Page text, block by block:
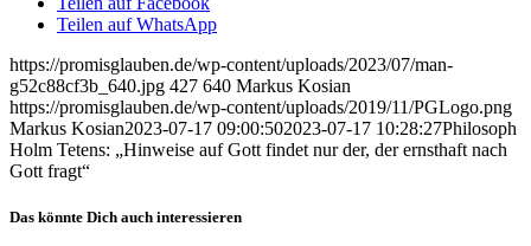
Teilen auf WhatsApp
https://promisglauben.de/wp-content/uploads/2023/07/man-
g52c88cf3b_640.jpg 427 640 Markus Kosian
https://promisglauben.de/wp-content/uploads/2019/11/PGLogo.png
Markus Kosian2023-07-17 09:00:502023-07-17 10:28:27Philosoph
Holm Tetens: „Hinweise auf Gott findet nur der, der ernsthaft nach
Gott fragt“
Das könnte Dich auch interessieren